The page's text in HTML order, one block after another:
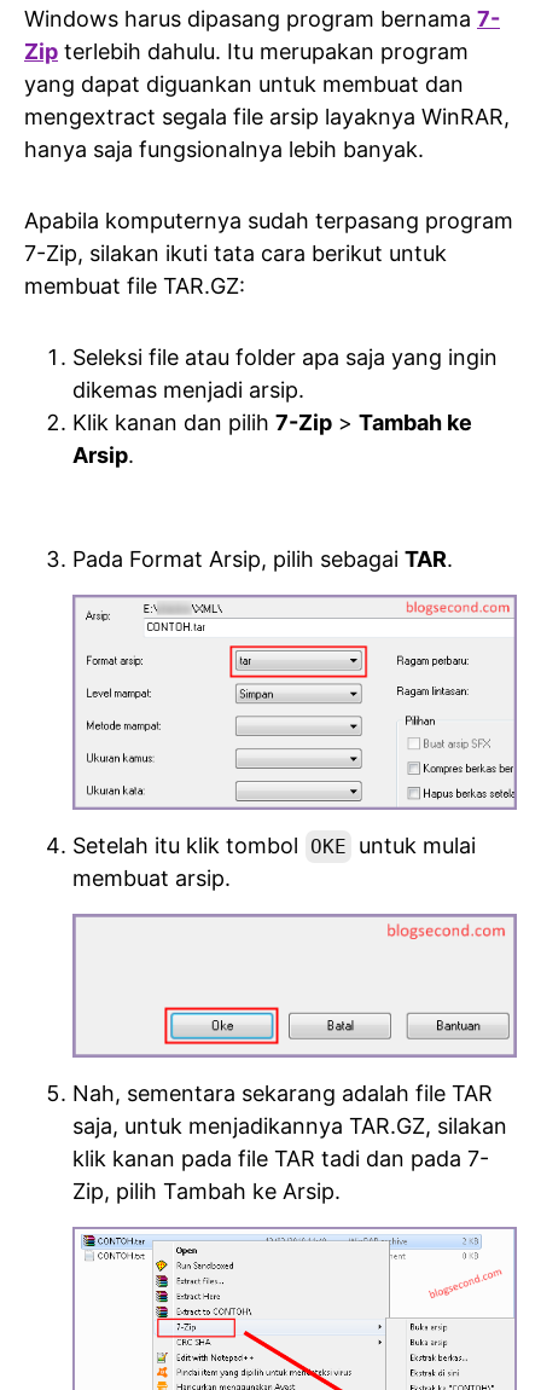
Windows harus dipasang program bernama 7-
Zip terlebih dahulu. Itu merupakan program
yang dapat diguankan untuk membuat dan
mengextract segala file arsip layaknya WinRAR,
hanya saja fungsionalnya lebih banyak.
Apabila komputernya sudah terpasang program
7-Zip, silakan ikuti tata cara berikut untuk
membuat file TAR.GZ:
Seleksi file atau folder apa saja yang ingin
dikemas menjadi arsip.
Klik kanan dan pilih 7-Zip > Tambah ke
Arsip.
Pada Format Arsip, pilih sebagai TAR.
Setelah itu klik tombol OKE
untuk mulai
membuat arsip.
Nah, sementara sekarang adalah file TAR
saja, untuk menjadikannya TAR.GZ, silakan
klik kanan pada file TAR tadi dan pada 7-
Zip, pilih Tambah ke Arsip.